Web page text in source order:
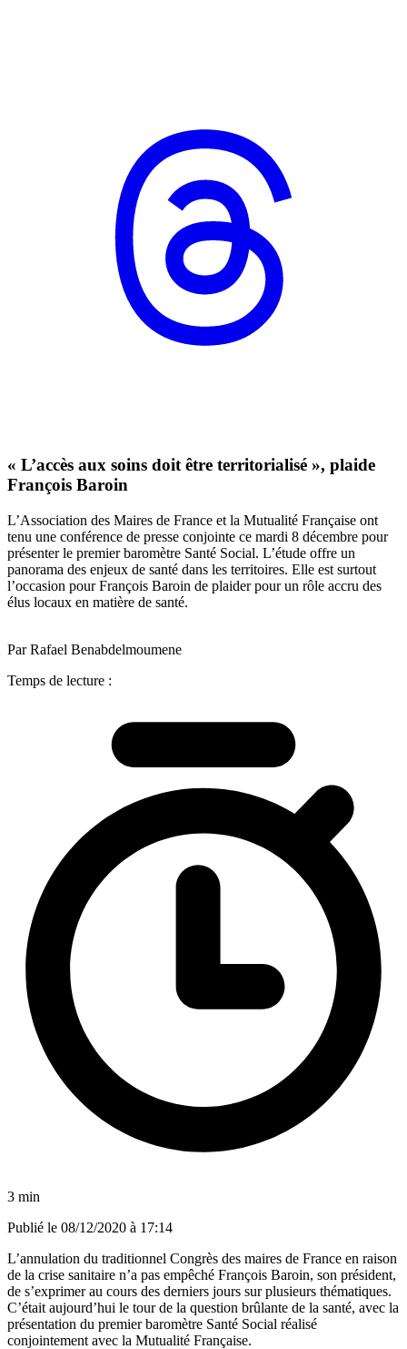
« L’accès aux soins doit être territorialisé », plaide
François Baroin
L’Association des Maires de France et la Mutualité Française ont
tenu une conférence de presse conjointe ce mardi 8 décembre pour
présenter le premier baromètre Santé Social. L’étude offre un
panorama des enjeux de santé dans les territoires. Elle est surtout
l’occasion pour François Baroin de plaider pour un rôle accru des
élus locaux en matière de santé.
Par Rafael Benabdelmoumene
Temps de lecture :
3 min
Publié le 08/12/2020 à 17:14
L’annulation du traditionnel Congrès des maires de France en raison
de la crise sanitaire n’a pas empêché François Baroin, son président,
de s’exprimer au cours des derniers jours sur plusieurs thématiques.
C’était aujourd’hui le tour de la question brûlante de la santé, avec la
présentation du premier baromètre Santé Social réalisé
conjointement avec la Mutualité Française.